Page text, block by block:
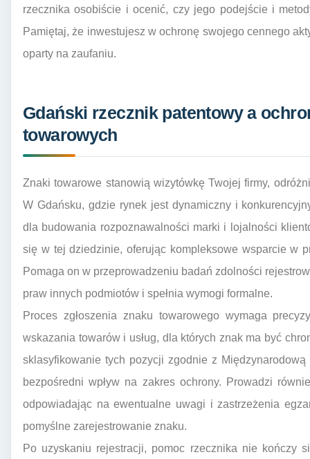
rzecznika osobiście i ocenić, czy jego podejście i
Pamiętaj, że inwestujesz w ochronę swojego cennego
oparty na zaufaniu.
Gdański rzecznik patentowy a
towarowych
Znaki towarowe stanowią wizytówkę Twojej firmy,
W Gdańsku, gdzie rynek jest dynamiczny i
dla budowania rozpoznawalności marki i lojalności
się w tej dziedzinie, oferując kompleksowe wsparcie w
Pomaga on w przeprowadzeniu badań zdolności
praw innych podmiotów i spełnia wymogi formalne.
Proces zgłoszenia znaku towarowego wymaga
wskazania towarów i usług, dla których znak ma być
sklasyfikowanie tych pozycji zgodnie z
bezpośredni wpływ na zakres ochrony. Prowadzi
odpowiadając na ewentualne uwagi i zastrzeżenia
pomyślne zarejestrowanie znaku.
Po uzyskaniu rejestracji, pomoc rzecznika nie kończy